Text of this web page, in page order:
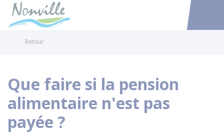
Accéder
Retour
Que faire si la pension
alimentaire n'est pas
payée ?